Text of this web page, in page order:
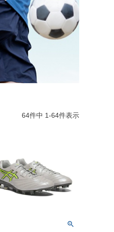
64件中 1-64件表示